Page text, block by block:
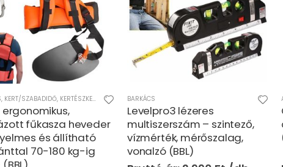
, KERT/SZABADIDŐ, KERTÉSZKEDÉS/SZERSZÁMOK
ergonomikus,
fűkasza heveder
és állítható
70-180 kg-ig
BARKÁCS
Levelpro3 lézeres
multiszerszám – szintező,
vízmérték, mérőszalag,
vonalzó (BBL)